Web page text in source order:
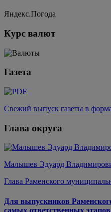
Яндекс.Погода
Курс валют
Газета
Свежий выпуск газеты в
Глава округа
Малышев Эдуард
Глава Раменского
Для выпускников
самых ответственных